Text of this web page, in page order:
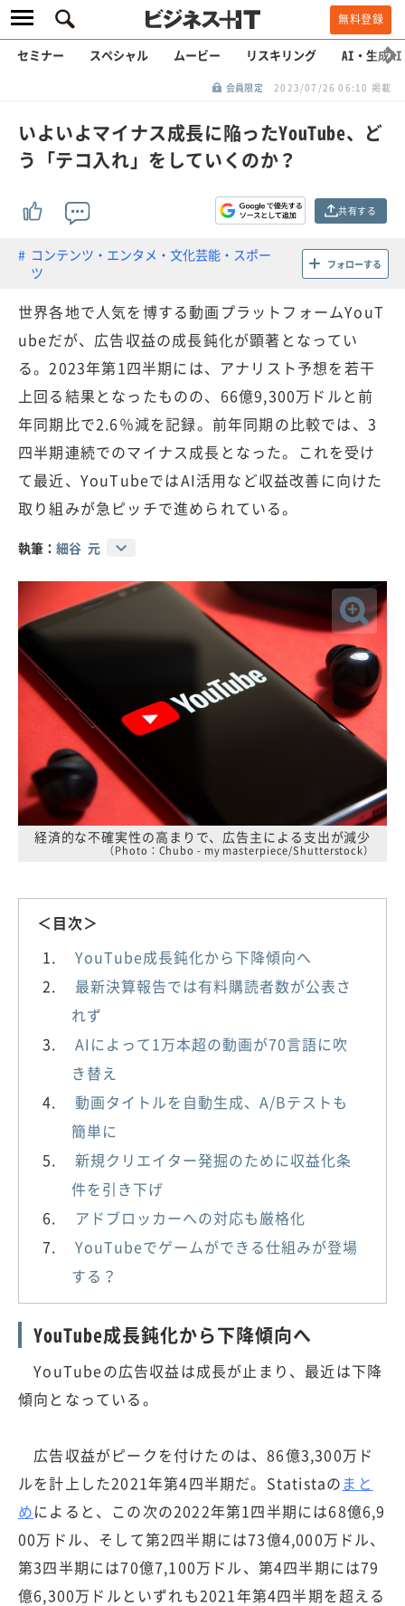
無料登録
セミナー スペシャル ムービー リスキリング AI・生成AI
会員限定 2023/07/26 06:10 掲載
いよいよマイナス成長に陥ったYouTube、ど
う「テコ入れ」をしていくのか？
共有する
コンテンツ・エンタメ・文化芸能・スポー
ツ
フォローする
世界各地で人気を博する動画プラットフォームYouT
ubeだが、広告収益の成長鈍化が顕著となってい
る。2023年第1四半期には、アナリスト予想を若干
上回る結果となったものの、66億9,300万ドルと前
年同期比で2.6％減を記録。前年同期の比較では、3
四半期連続でのマイナス成長となった。これを受け
て最近、YouTubeではAI活用など収益改善に向けた
取り組みが急ピッチで進められている。
執筆： 細谷 元
経済的な不確実性の高まりで、広告主による支出が減少
（Photo：Chubo - my masterpiece/Shutterstock）
＜目次＞
YouTube成長鈍化から下降傾向へ
最新決算報告では有料購読者数が公表さ
れず
AIによって1万本超の動画が70言語に吹
き替え
動画タイトルを自動生成、A/Bテストも
簡単に
新規クリエイター発掘のために収益化条
件を引き下げ
アドブロッカーへの対応も厳格化
YouTubeでゲームができる仕組みが登場
する？
YouTube成長鈍化から下降傾向へ
YouTubeの広告収益は成長が止まり、最近は下降
傾向となっている。
広告収益がピークを付けたのは、86億3,300万ド
ルを計上した2021年第4四半期だ。Statistaの まと
めによると、この次の2022年第1四半期には68億6,9
00万ドル、そして第2四半期には73億4,000万ドル、
第3四半期には70億7,100万ドル、第4四半期には79
億6,300万ドルといずれも2021年第4四半期を超える